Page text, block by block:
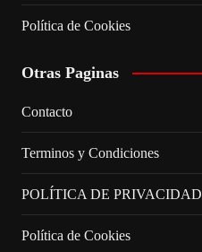
Política de Cookies
Otras Paginas
Contacto
Terminos y Condiciones
POLÍTICA DE PRIVACIDAD
Política de Cookies